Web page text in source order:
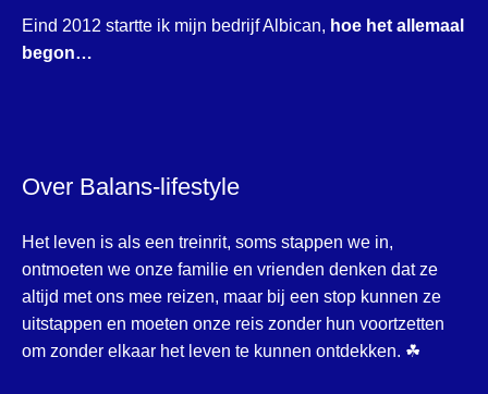
Eind 2012 startte ik mijn bedrijf Albican, hoe het allemaal
begon…
Over Balans-lifestyle
Het leven is als een treinrit, soms stappen we in,
ontmoeten we onze familie en vrienden denken dat ze
altijd met ons mee reizen, maar bij een stop kunnen ze
uitstappen en moeten onze reis zonder hun voortzetten
om zonder elkaar het leven te kunnen ontdekken. ☘